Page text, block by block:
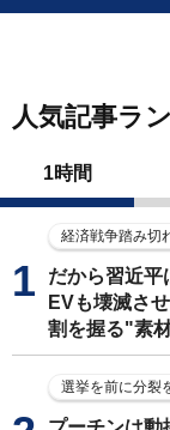
人気記事ラ
1時間
経済戦争踏み切
だから習近
EVも壊滅さ
割を握る"素
選挙を前に分裂